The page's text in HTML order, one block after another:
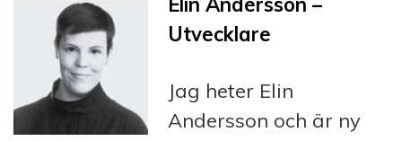
Utvecklare
Jag heter Elin
Andersson och är ny